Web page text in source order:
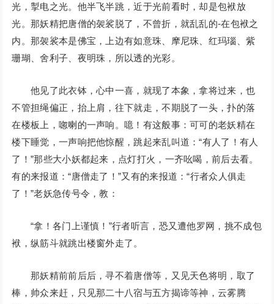
光，掣电之光。他半飞半跳，近于光前看时，却是包袱放
光。那妖精把唐僧的袈裟脱了，不曾折，就乱乱的-在包袱之
内。那袈裟本是佛宝，上边有如意珠、摩尼珠、红玛瑙、紫
珊瑚、舍利子、夜明珠，所以透的光彩。
他见了此衣钵，心中一喜，就现了本象，拿将过来，也
不管担绳偏正，抬上肩，往下就走，不期脱了一头，扑的落
在楼板上，唿喇的一声响。噫！有这般事：可可的老妖精在
楼下睡觉，一声响把他惊醒，跳起来乱叫道：“有人了！有人
了！”那些大小妖都起来，点灯打火，一齐吆喝，前后去看。
有的来报道：“唐僧走了！”又有的来报道：“行者众人俱走
了！”老妖急传号令，教：
“拿！各门上谨慎！”行者听言，恐又遭他罗网，挑不成包
袱，纵筋斗就跳出楼窗外走了。
那妖精前前后后，寻不着唐僧等，又见天色将明，取了
棒，帅众来赶，只见那二十八宿与五方揭谛等神，云雾腾